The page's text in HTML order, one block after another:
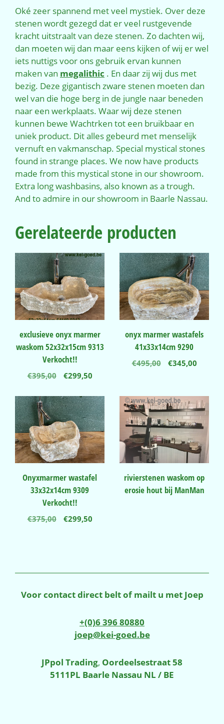
Oké zeer spannend met veel mystiek. Over deze
stenen wordt gezegd dat er veel rustgevende
kracht uitstraalt van deze stenen. Zo dachten wij,
dan moeten wij dan maar eens kijken of wij er wel
iets nuttigs voor ons gebruik ervan kunnen
maken van megalithic . En daar zij wij dus met
bezig. Deze gigantisch zware stenen moeten dan
wel van die hoge berg in de jungle naar beneden
naar een werkplaats. Waar wij deze stenen
kunnen bewe Wachtrken tot een bruikbaar en
uniek product. Dit alles gebeurd met menselijk
vernuft en vakmanschap. Special mystical stones
found in strange places. We now have products
made from this mystical stone in our showroom.
Extra long washbasins, also known as a trough.
And to admire in our showroom in Baarle Nassau.
Gerelateerde producten
exclusieve onyx marmer
waskom 52x32x15cm 9313
Verkocht!!
€395,00
Oorspronkelijke
was:
€395,00.
€299,50Huidige
is:
€299,50.
onyx marmer wastafels
41x33x14cm 9290
€495,00
€495,00.
€345,00
Onyxmarmer wastafel
33x32x14cm 9309
Verkocht!!
€375,00
Oorspronkelijke
€299,50Huidige
rivierstenen waskom op
erosie hout bij ManMan
Voor contact direct belt of mailt u met Joep
+(0)6 396 80880
joep@kei-goed.be
JPpol Trading, Oordeelsestraat 58
5111PL Baarle Nassau NL / BE